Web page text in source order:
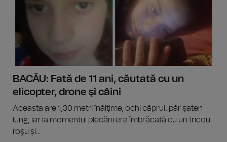
BACĂU: Fată de 11 ani, căutată cu un
elicopter, drone şi câini
Aceasta are 1,30 metri înălţime, ochi căprui, păr şaten
lung, iar la momentul plecării era îmbrăcată cu un tricou
roşu și...